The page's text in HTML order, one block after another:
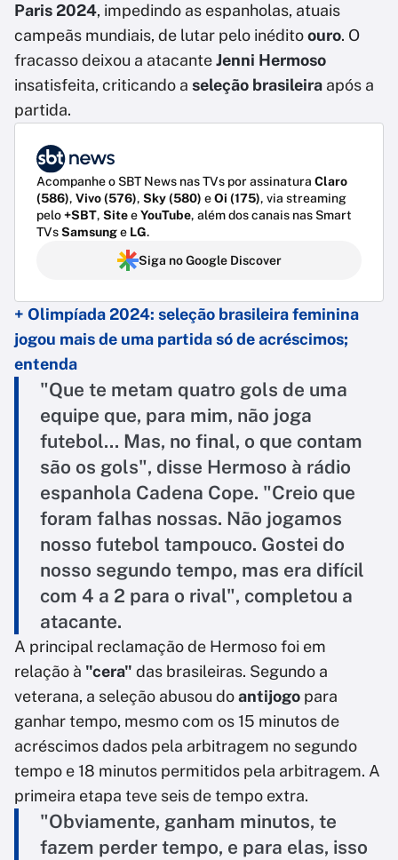
Paris 2024, impedindo as espanholas, atuais
campeãs mundiais, de lutar pelo inéditoouro. O
fracasso deixou a atacanteJenni Hermoso
insatisfeita, criticando a seleção brasileira após a
partida.
Acompanhe o SBT News nas TVs por assinatura Claro
(586), Vivo (576), Sky (580) eOi (175), via streaming
pelo+SBT, SiteeYouTube, além dos canais nas Smart
TVsSamsunge LG.
Siga no Google Discover
+ Olimpíada 2024: seleção brasileira feminina
jogou mais de uma partida só de acréscimos;
entenda
"Que te metam quatro gols de uma
equipe que, para mim, não joga
futebol... Mas, no final, o que contam
são os gols", disse Hermoso à rádio
espanhola Cadena Cope. "Creio que
foram falhas nossas. Não jogamos
nosso futebol tampouco. Gostei do
nosso segundo tempo, mas era difícil
com 4 a 2 para o rival", completou a
atacante.
A principal reclamação de Hermoso foi em
relação à "cera" das brasileiras. Segundo a
veterana, a seleção abusou doantijogo para
ganhar tempo, mesmo com os 15 minutos de
acréscimos dados pela arbitragem no segundo
tempo e 18 minutos permitidos pela arbitragem. A
primeira etapa teve seis de tempo extra.
"Obviamente, ganham minutos, te
fazem perder tempo, e para elas, isso